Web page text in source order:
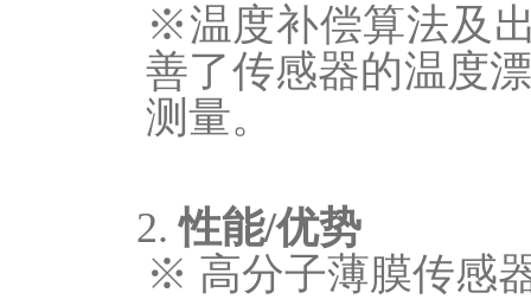
※温度补偿算法及
善了传感器的温度
测量。
2.性能/优势
※ 高分子薄膜传感